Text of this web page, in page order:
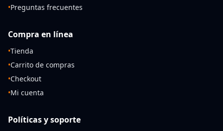
•Preguntas frecuentes
Compra en línea
•Tienda
•Carrito de compras
•Checkout
•Mi cuenta
Políticas y soporte